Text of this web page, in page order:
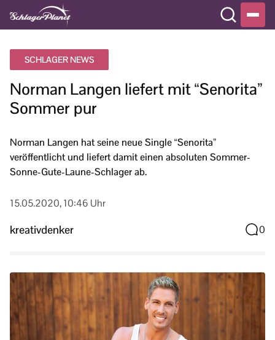
SCHLAGER NEWS
Norman Langen liefert mit “Senorita”
Sommer pur
Norman Langen hat seine neue Single “Senorita”
veröffentlicht und liefert damit einen absoluten Sommer-
Sonne-Gute-Laune-Schlager ab.
15.05.2020, 10:46 Uhr
kreativdenker 0